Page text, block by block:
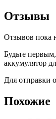
Отзывы
Отзывов пока
Будьте
аккумулятор
Для отправки
Похожие